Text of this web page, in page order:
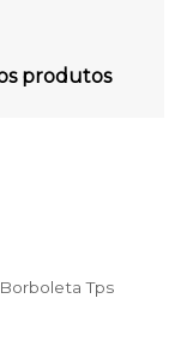
produtos
Tps